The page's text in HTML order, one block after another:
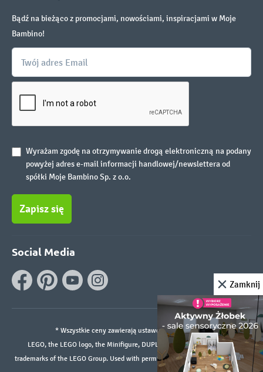
Bądź na bieżąco z promocjami, nowościami, inspiracjami w Moje
Bambino!
Wyrażam zgodę na otrzymywanie drogą elektroniczną na podany
powyżej adres e-mail informacji handlowej/newslettera od
spółki Moje Bambino Sp. z o.o.
Zapisz się
Social Media
* Wszystkie ceny zawierają ustawowy podatek VAT.
LEGO, the LEGO logo, the Minifigure, DUPLO, and the SPIKE logo are
trademarks of the LEGO Group. Used with permission. ©2026 The LEGO Group
Zamknij